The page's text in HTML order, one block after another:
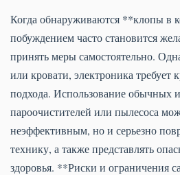
Когда обнаруживаются **клопы в
побуждением часто становится
принять меры самостоятельно.
или кровати, электроника требует
подхода. Использование обычных
пароочистителей или пылесоса
неэффективным, но и серьезно
технику, а также представлять
здоровья. **Риски и ограничения